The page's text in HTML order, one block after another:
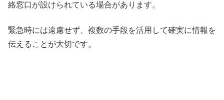
絡窓口が設けられている場合があります。
緊急時には遠慮せず、複数の手段を活用して確実に情報を
伝えることが大切です。